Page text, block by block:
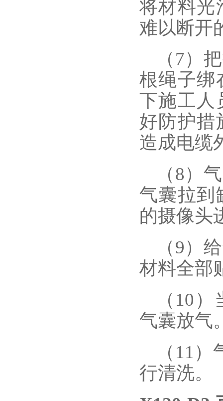
将材料光
难以断开
（ 7）
根绳子绑
下施工人
好防护措
造成电缆
（8）
气囊拉到
的摄像头
（9）
材料全部
（ 10）
气囊放气
（ 11）
行清洗。